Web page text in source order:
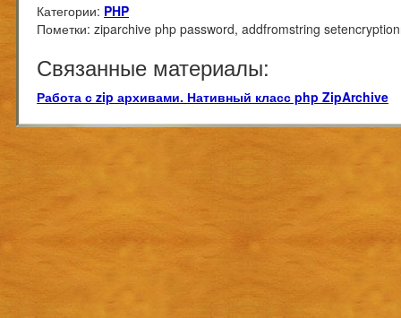
Категории: PHP
Пометки: ziparchive php password, addfromstring
Связанные материалы:
Работа с zip архивами. Нативный класс php ZipArchive